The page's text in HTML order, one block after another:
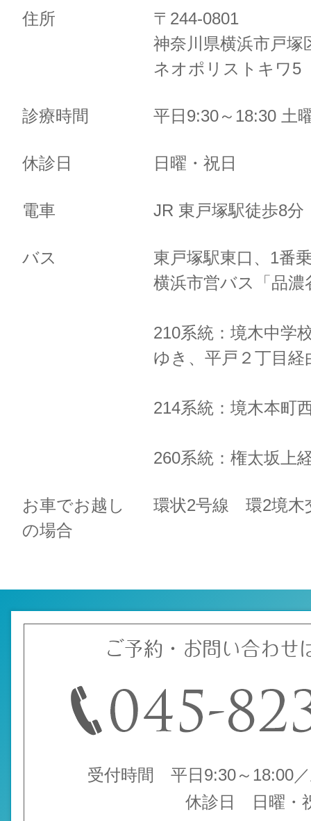
住所
〒244-0801
神奈川県横浜市戸塚
ネオポリストキワ
診療時間 平日9:30～18:30 土
休診日 日曜・祝日
電車 JR 東戸塚駅徒歩8
バス
東戸塚駅東口、1番
横浜市営バス「品
210系統：境木中学
ゆき、 平戸２丁目経
214系統：境木本町
260系統：権太坂上
お車でお越し
の場合
環状2号線 環2境木
ご予約・お問い合わせ
受付時間 平日9:30～18:00
休診日 日曜・